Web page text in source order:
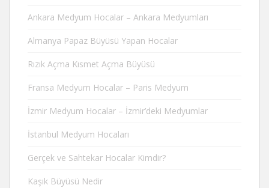
Ankara Medyum Hocalar – Ankara Medyumları
Almanya Papaz Büyüsü Yapan Hocalar
Rızık Açma Kısmet Açma Büyüsü
Fransa Medyum Hocalar – Paris Medyum
İzmir Medyum Hocalar – İzmir’deki Medyumlar
İstanbul Medyum Hocaları
Gerçek ve Sahtekar Hocalar Kimdir?
Kaşık Büyüsü Nedir